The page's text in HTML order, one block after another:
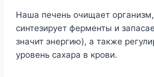
Наша печень очищает организм,
синтезирует ферменты и
значит энергию), а также
уровень сахара в крови.